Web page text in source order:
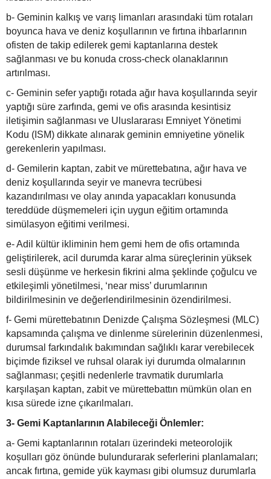
b- Geminin kalkış ve varış limanları arasındaki tüm rotaları
boyunca hava ve deniz koşullarının ve fırtına ihbarlarının
ofisten de takip edilerek gemi kaptanlarına destek
sağlanması ve bu konuda cross-check olanaklarının
artırılması.
c- Geminin sefer yaptığı rotada ağır hava koşullarında seyir
yaptığı süre zarfında, gemi ve ofis arasında kesintisiz
iletişimin sağlanması ve Uluslararası Emniyet Yönetimi
Kodu (ISM) dikkate alınarak geminin emniyetine yönelik
gerekenlerin yapılması.
d- Gemilerin kaptan, zabit ve mürettebatına, ağır hava ve
deniz koşullarında seyir ve manevra tecrübesi
kazandırılması ve olay anında yapacakları konusunda
tereddüde düşmemeleri için uygun eğitim ortamında
simülasyon eğitimi verilmesi.
e- Adil kültür ikliminin hem gemi hem de ofis ortamında
geliştirilerek, acil durumda karar alma süreçlerinin yüksek
sesli düşünme ve herkesin fikrini alma şeklinde çoğulcu ve
etkileşimli yönetilmesi, ‘near miss’ durumlarının
bildirilmesinin ve değerlendirilmesinin özendirilmesi.
f- Gemi mürettebatının Denizde Çalışma Sözleşmesi (MLC)
kapsamında çalışma ve dinlenme sürelerinin düzenlenmesi,
durumsal farkındalık bakımından sağlıklı karar verebilecek
biçimde fiziksel ve ruhsal olarak iyi durumda olmalarının
sağlanması; çeşitli nedenlerle travmatik durumlarla
karşılaşan kaptan, zabit ve mürettebattın mümkün olan en
kısa sürede izne çıkarılmaları.
3- Gemi Kaptanlarının Alabileceği Önlemler:
a- Gemi kaptanlarının rotaları üzerindeki meteorolojik
koşulları göz önünde bulundurarak seferlerini planlamaları;
ancak fırtına, gemide yük kayması gibi olumsuz durumlarla